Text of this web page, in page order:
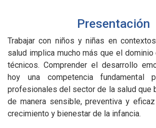
Presentación
Trabajar con niños y niñas en
salud implica mucho más que el
técnicos. Comprender el desarrollo
hoy una competencia fundamental
profesionales del sector de la salud que
de manera sensible, preventiva y
crecimiento y bienestar de la infancia.